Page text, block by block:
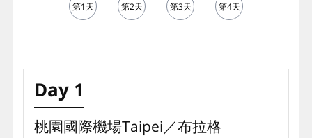
第1天 第2天 第3天 第4天
Day 1
桃園國際機場Taipei／布拉格